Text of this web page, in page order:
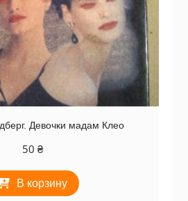
Девочки мадам Клео
50 ₴
В корзину